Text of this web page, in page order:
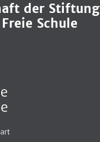
der Stiftung
Schule